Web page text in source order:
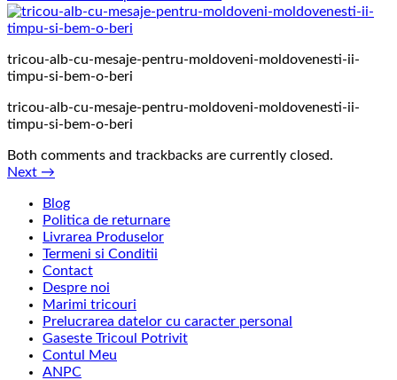
tricou-alb-cu-mesaje-pentru-moldoveni-moldovenesti-ii-
timpu-si-bem-o-beri
tricou-alb-cu-mesaje-pentru-moldoveni-moldovenesti-ii-
timpu-si-bem-o-beri
Both comments and trackbacks are currently closed.
Next →
Blog
Politica de returnare
Livrarea Produselor
Termeni si Conditii
Contact
Despre noi
Marimi tricouri
Prelucrarea datelor cu caracter personal
Gaseste Tricoul Potrivit
Contul Meu
ANPC